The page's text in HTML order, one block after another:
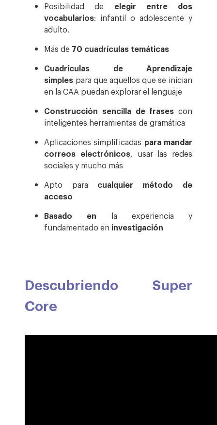
Posibilidad de elegir entre dos
vocabularios: infantil o adolescente y
adulto.
Más de 70 cuadrículas temáticas
Cuadrículas de Aprendizaje
simples para que aquellos que se inician
en la CAA puedan explorar el lenguaje
Construcción sencilla de frases con
inteligentes herramientas de gramática
Aplicaciones simplificadas para mandar
correos electrónicos, usar las redes
sociales y mucho más
Apto para cualquier método de
acceso
Basado en la experiencia y
fundamentado en investigación
Descubriendo Super
Core